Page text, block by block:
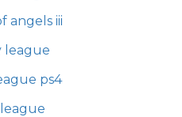
angels iii
league
ps4